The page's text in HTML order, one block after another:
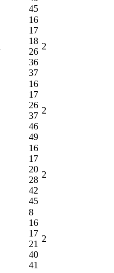
45
16
17
18
26
36
37
2
16
17
26
37
46
49
2
16
17
20
28
42
45
2
8
16
17
21
40
41
2